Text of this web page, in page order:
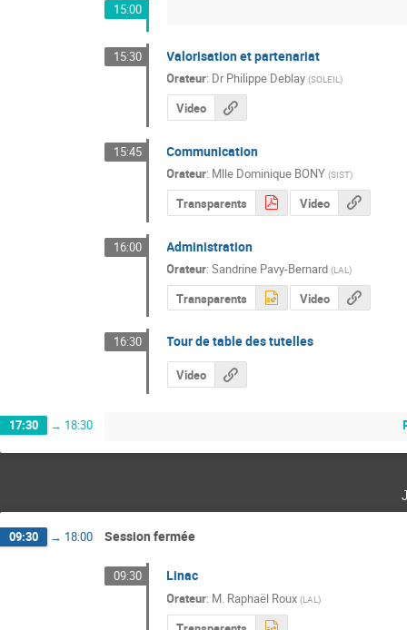
15:00
15:30 Valorisation et partenariat
Orateur: DrPhilippe Deblay (SOLEIL)
Video
15:45 Communication
Orateur: Mlle Dominique BONY (SIST)
Transparents Video
16:00 Administration
Orateur:Sandrine Pavy-Bernard (LAL)
Transparents Video
16:30 Tour de table des tutelles
Video
17:30 → 18:30
09:30 → 18:00 Session fermée
09:30 Linac
Orateur: M. Raphaël Roux (LAL)